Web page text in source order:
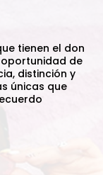
tienen el don
de
distinción y
únicas que